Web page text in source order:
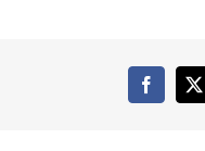
Facebook
X